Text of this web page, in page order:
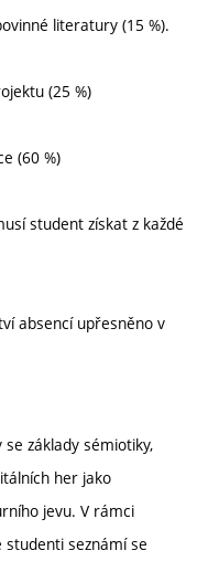
literatury (15 %).
(25 %)
(60 %)
student získat z každé
absencí upřesněno v
základy sémiotiky,
her jako
jevu. V rámci
seznámí se